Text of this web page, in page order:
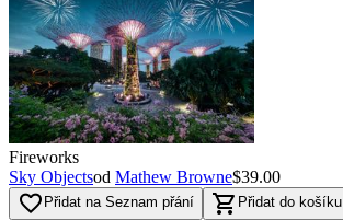
Fireworks
Sky Objectsod Mathew Browne$39.00
favorite_border Přidat na Seznam přání shopping_cart Přidat do košíku